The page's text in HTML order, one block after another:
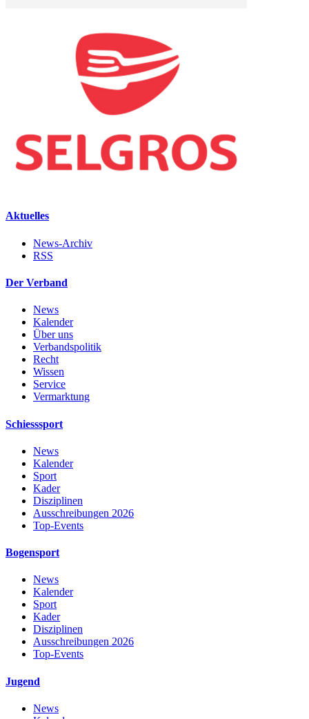
Aktuelles
News-Archiv
RSS
Der Verband
News
Kalender
Über uns
Verbandspolitik
Recht
Wissen
Service
Vermarktung
Schiesssport
News
Kalender
Sport
Kader
Disziplinen
Ausschreibungen 2026
Top-Events
Bogensport
News
Kalender
Sport
Kader
Disziplinen
Ausschreibungen 2026
Top-Events
Jugend
News